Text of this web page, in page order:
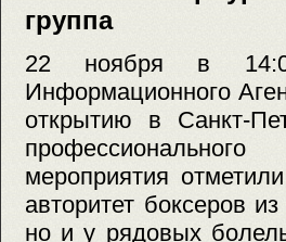
группа
22 ноября в
Информационного
открытию в Санкт-
мероприятия
авторитет боксеров
но и у рядовых